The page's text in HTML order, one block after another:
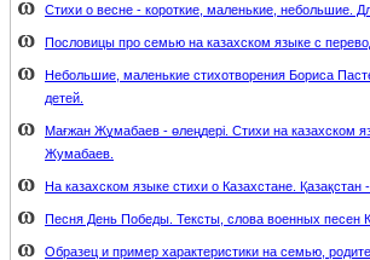
Стихи о весне - короткие, маленькие, небольшие.
Пословицы про семью на казахском языке с
Небольшие, маленькие стихотворения Бориса
детей.
Мағжан Жұмабаев - өлеңдері. Стихи на казахском
Жумабаев.
На казахском языке стихи о Казахстане. Қазақстан -
Песня День Победы. Тексты, слова военных песен
Образец и пример характеристики на семью,